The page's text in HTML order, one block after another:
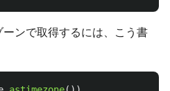
ンで取得するには、こう書